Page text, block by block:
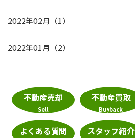
2022年02月（1）
2022年01月（2）
不動産売却
Sell
不動産買取
Buyback
よくある質問 スタッフ紹介